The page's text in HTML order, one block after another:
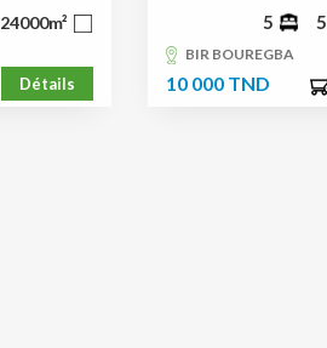
24000m²
Détails
5 5
BIR BOUREGBA
10 000 TND